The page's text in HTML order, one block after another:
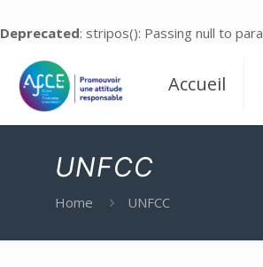
Deprecated: stripos(): Passing null to
Accueil
UNFCC
Home UNFCC